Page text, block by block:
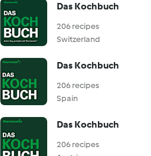
Das Kochbuch
206 recipes
Switzerland
Das Kochbuch
206 recipes
Spain
Das Kochbuch
206 recipes